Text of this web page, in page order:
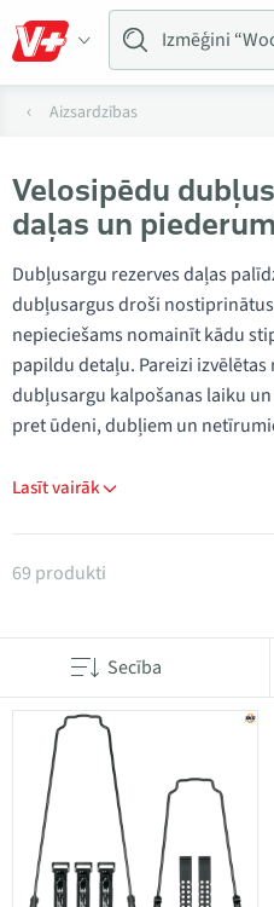
Aizsardzības
Velosipēdu
daļas un
Dubļusargu rezerves daļas
dubļusargus droši
nepieciešams nomainīt kādu
papildu detaļu. Pareizi izvēlētas
dubļusargu kalpošanas laiku
pret ūdeni, dubļiem un
Lasīt vairāk
Produkti kategorijā
69 produkti
Secība